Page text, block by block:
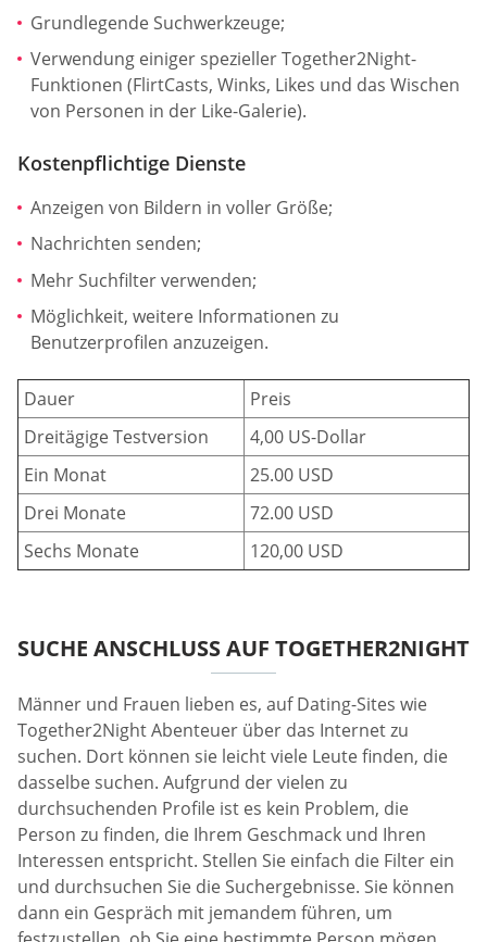
Grundlegende Suchwerkzeuge;
Verwendung einiger spezieller Together2Night-
Funktionen (FlirtCasts, Winks, Likes und das Wischen
von Personen in der Like-Galerie).
Kostenpflichtige Dienste
Anzeigen von Bildern in voller Größe;
Nachrichten senden;
Mehr Suchfilter verwenden;
Möglichkeit, weitere Informationen zu
Benutzerprofilen anzuzeigen.
Dauer
Preis
Dreitägige Testversion
4,00 US-Dollar
Ein Monat
25.00 USD
Drei Monate
72.00 USD
Sechs Monate
120,00 USD
SUCHE ANSCHLUSS AUF TOGETHER2NIGHT
Männer und Frauen lieben es, auf Dating-Sites wie
Together2Night Abenteuer über das Internet zu
suchen. Dort können sie leicht viele Leute finden, die
dasselbe suchen. Aufgrund der vielen zu
durchsuchenden Profile ist es kein Problem, die
Person zu finden, die Ihrem Geschmack und Ihren
Interessen entspricht. Stellen Sie einfach die Filter ein
und durchsuchen Sie die Suchergebnisse. Sie können
dann ein Gespräch mit jemandem führen, um